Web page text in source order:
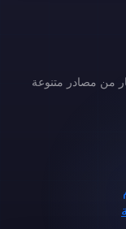
من مصادر متنوعة